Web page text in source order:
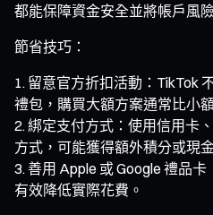
都能保障資金安全並將帳戶風
節省技巧：
留意官方折扣活動：TikTok
禮包，購買大額方案通常比小
綁定支付方式：使用信用卡
方式，可能獲得額外積分或現
善用 Apple 或 Google 禮品
有效降低實際花費。